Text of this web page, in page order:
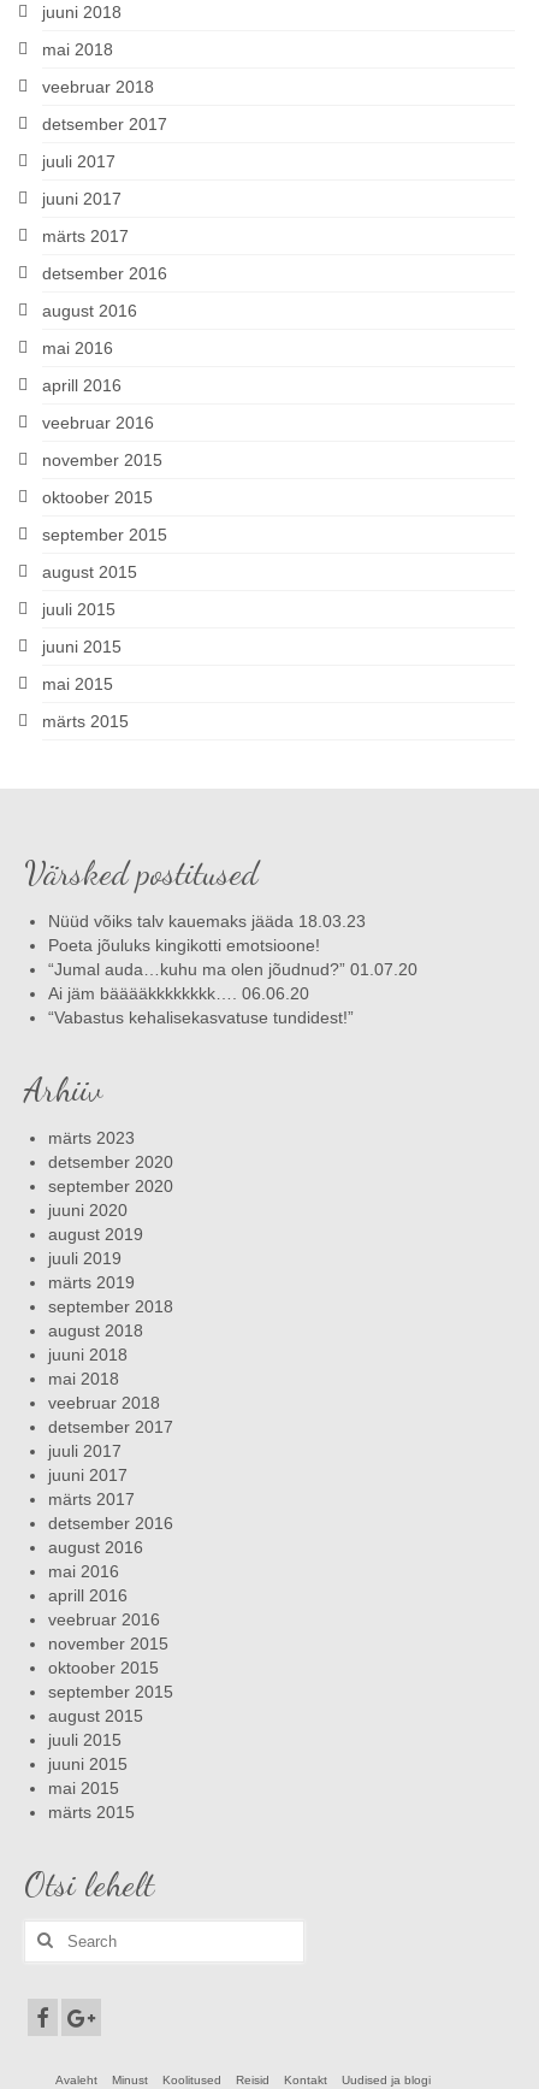
juuni 2018
mai 2018
veebruar 2018
detsember 2017
juuli 2017
juuni 2017
märts 2017
detsember 2016
august 2016
mai 2016
aprill 2016
veebruar 2016
november 2015
oktoober 2015
september 2015
august 2015
juuli 2015
juuni 2015
mai 2015
märts 2015
Värsked postitused
Nüüd võiks talv kauemaks jääda 18.03.23
Poeta jõuluks kingikotti emotsioone!
“Jumal auda…kuhu ma olen jõudnud?” 01.07.20
Ai jäm bääääkkkkkkkk…. 06.06.20
“Vabastus kehalisekasvatuse tundidest!”
Arhiiv
märts 2023
detsember 2020
september 2020
juuni 2020
august 2019
juuli 2019
märts 2019
september 2018
august 2018
juuni 2018
mai 2018
veebruar 2018
detsember 2017
juuli 2017
juuni 2017
märts 2017
detsember 2016
august 2016
mai 2016
aprill 2016
veebruar 2016
november 2015
oktoober 2015
september 2015
august 2015
juuli 2015
juuni 2015
mai 2015
märts 2015
Otsi lehelt
Search
Avaleht Minust Koolitused Reisid Kontakt Uudised ja blogi